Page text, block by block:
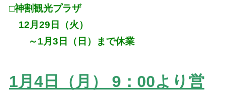
□神割観光プラザ
12月29日（火）
～1月3日（日）まで休業
1月4日（月） 9：00より営